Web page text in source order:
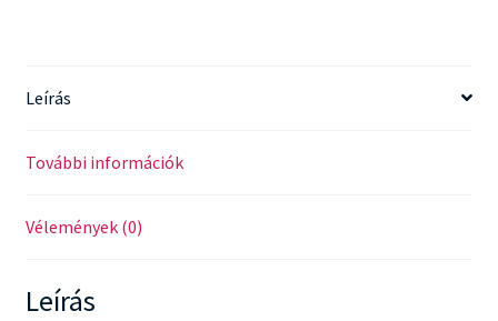
Leírás
További információk
Vélemények (0)
Leírás